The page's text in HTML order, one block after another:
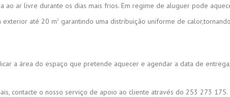
ar livre durante os dias mais frios. Em regime de aluguer pode
exterior até 20 m2
garantindo uma distribuição uniforme de
a área do espaço que pretende aquecer e agendar a data de
contacte o nosso serviço de apoio ao cliente através do 253 273 175.